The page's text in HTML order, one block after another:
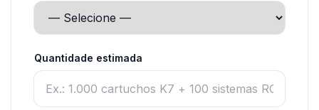
Quantidade estimada